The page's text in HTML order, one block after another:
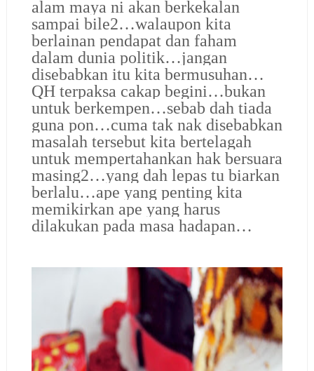
alam maya ni akan berkekalan
sampai bile2…walaupon kita
berlainan pendapat dan faham
dalam dunia politik…jangan
disebabkan itu kita bermusuhan…
QH terpaksa cakap begini…bukan
untuk berkempen…sebab dah tiada
guna pon…cuma tak nak disebabkan
masalah tersebut kita bertelagah
untuk mempertahankan hak bersuara
masing2…yang dah lepas tu biarkan
berlalu…ape yang penting kita
memikirkan ape yang harus
dilakukan pada masa hadapan…